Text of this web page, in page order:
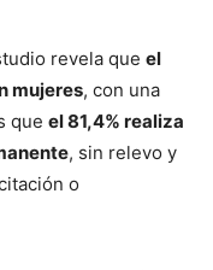
revela que el
mujeres, con una
que el 81,4% realiza
, sin relevo y
o